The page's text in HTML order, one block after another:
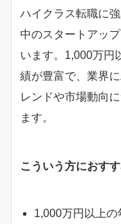
ハイクラス転職に
中のスタートアッ
います。1,000万円
績が豊富で、業界
レンドや市場動向
ます。
こういう方におすす
1,000万円以上